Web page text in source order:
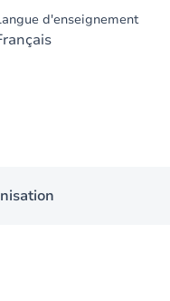
d'enseignement